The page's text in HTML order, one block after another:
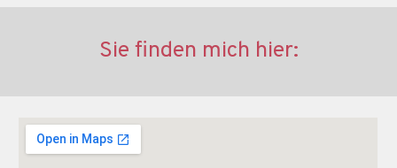
Sie finden mich hier: